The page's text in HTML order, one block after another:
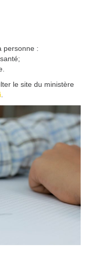
personne :
le site du ministère